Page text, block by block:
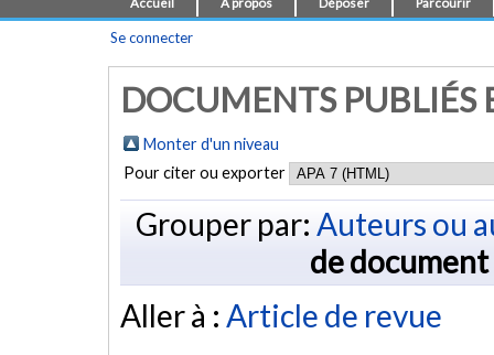
Se connecter
DOCUMENTS PUBLIÉS
Monter d'un niveau
Pour citer ou exporter
Grouper par: Auteurs ou
de document
Aller à : Article de revue